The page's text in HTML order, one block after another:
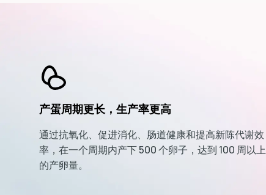
产蛋周期更长，生产率更高
通过抗氧化、促进消化、肠道健康和提高新陈代谢效
率，在一个周期内产下 500 个卵子，达到 100 周以上
的产卵量。